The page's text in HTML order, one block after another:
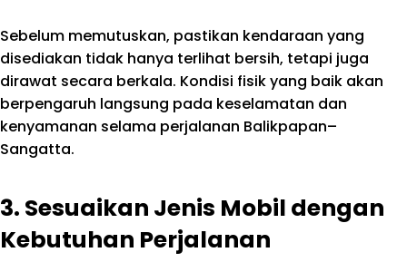
Sebelum memutuskan, pastikan kendaraan yang
disediakan tidak hanya terlihat bersih, tetapi juga
dirawat secara berkala. Kondisi fisik yang baik akan
berpengaruh langsung pada keselamatan dan
kenyamanan selama perjalanan Balikpapan–
Sangatta.
3. Sesuaikan Jenis Mobil dengan
Kebutuhan Perjalanan